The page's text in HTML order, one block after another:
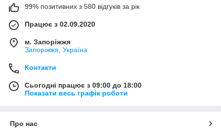
99% позитивних з 580 відгуків за рік
Працює з 02.09.2020
м. Запоріжжя
Запоріжжя, Україна
Контакти
Сьогодні працює з 09:00 до 18:00
Показати весь графік роботи
Про нас